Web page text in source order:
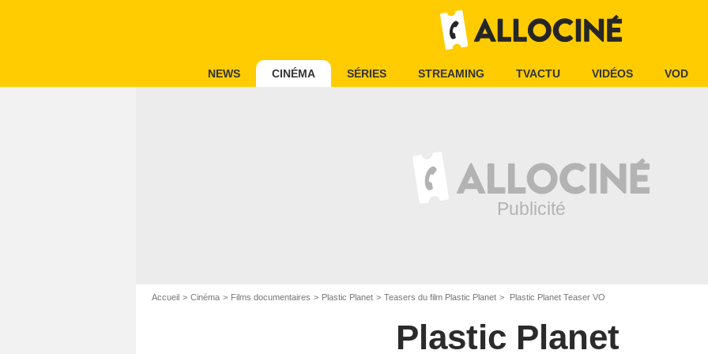
NEWS CINÉMA SÉRIES STREAMING TVACTU VIDÉOS VOD
Accueil Cinéma Films documentaires Plastic Planet Teasers du film Plastic Planet Plastic Planet Teaser VO
Plastic Planet